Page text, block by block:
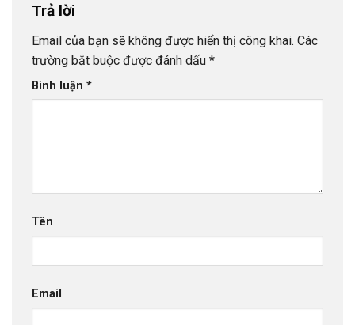
Trả lời
Email của bạn sẽ không được hiển thị công khai. Các
trường bắt buộc được đánh dấu *
Bình luận *
Tên
Email